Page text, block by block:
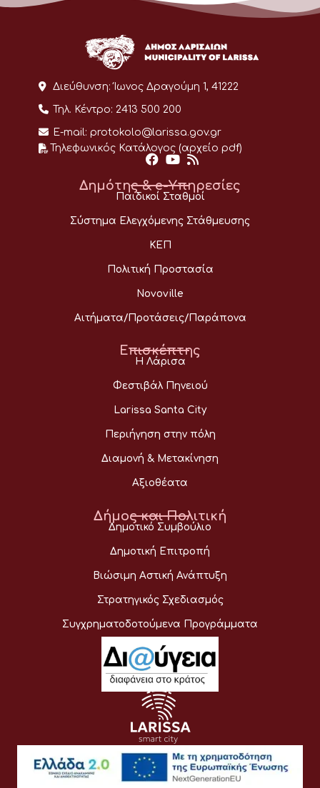
Διεύθυνση: Ίωνος Δραγούμη 1, 41222
Τηλ. Κέντρο: 2413 500 200
E-mail: protokolo@larissa.gov.gr
Τηλεφωνικός Κατάλογος (αρχείο pdf)
Δημότης & e-Υπηρεσίες
Παιδικοί Σταθμοί
Σύστημα Ελεγχόμενης Στάθμευσης
ΚΕΠ
Πολιτική Προστασία
Novoville
Αιτήματα/Προτάσεις/Παράπονα
Επισκέπτης
Η Λάρισα
Φεστιβάλ Πηνειού
Larissa Santa City
Περιήγηση στην πόλη
Διαμονή & Μετακίνηση
Αξιοθέατα
Δήμος και Πολιτική
Δημοτικό Συμβούλιο
Δημοτική Επιτροπή
Βιώσιμη Αστική Ανάπτυξη
Στρατηγικός Σχεδιασμός
Συγχρηματοδοτούμενα Προγράμματα